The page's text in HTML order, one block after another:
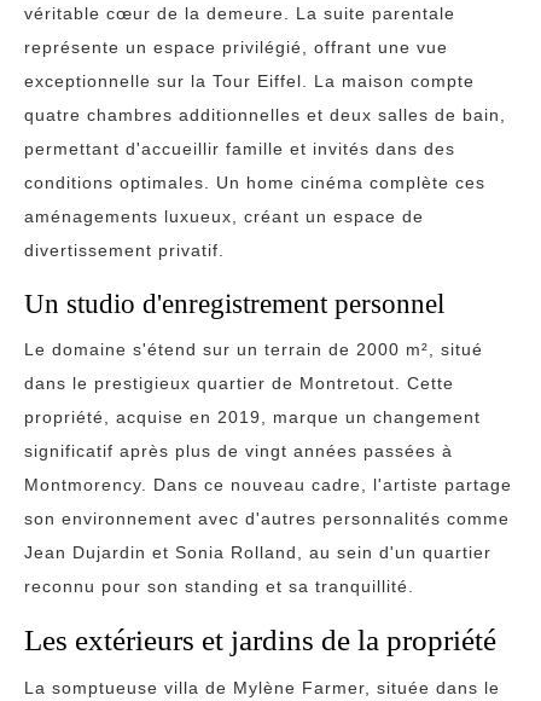
véritable cœur de la demeure. La suite parentale
représente un espace privilégié, offrant une vue
exceptionnelle sur la Tour Eiffel. La maison compte
quatre chambres additionnelles et deux salles de bain,
permettant d'accueillir famille et invités dans des
conditions optimales. Un home cinéma complète ces
aménagements luxueux, créant un espace de
divertissement privatif.
Un studio d'enregistrement personnel
Le domaine s'étend sur un terrain de 2000 m², situé
dans le prestigieux quartier de Montretout. Cette
propriété, acquise en 2019, marque un changement
significatif après plus de vingt années passées à
Montmorency. Dans ce nouveau cadre, l'artiste partage
son environnement avec d'autres personnalités comme
Jean Dujardin et Sonia Rolland, au sein d'un quartier
reconnu pour son standing et sa tranquillité.
Les extérieurs et jardins de la propriété
La somptueuse villa de Mylène Farmer, située dans le